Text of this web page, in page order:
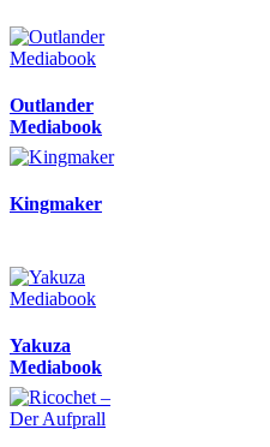
Outlander
Mediabook
Kingmaker
Yakuza
Mediabook